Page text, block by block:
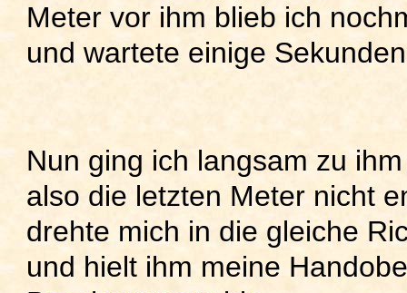
Meter vor ihm blieb ich
und wartete einige
Nun ging ich langsam zu
also die letzten Meter nicht
drehte mich in die gleiche
und hielt ihm meine